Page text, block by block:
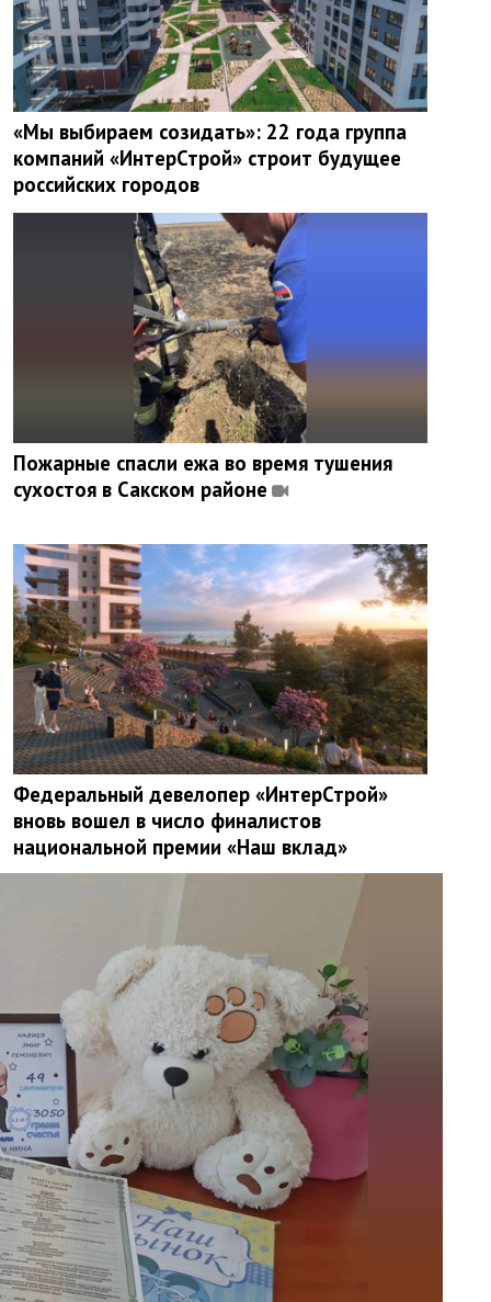
«Мы выбираем созидать»: 22 года группа
компаний «ИнтерСтрой» строит будущее
российских городов
Пожарные спасли ежа во время тушения
сухостоя в Сакском районе
Федеральный девелопер «ИнтерСтрой»
вновь вошел в число финалистов
национальной премии «Наш вклад»